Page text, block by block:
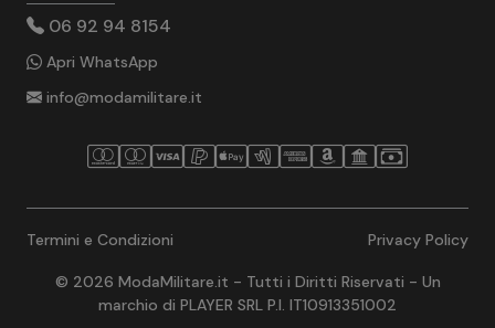
06 92 94 8154
Apri WhatsApp
info@modamilitare.it
Termini e Condizioni Privacy Policy
© 2026 ModaMilitare.it - Tutti i Diritti Riservati - Un
marchio di PLAYER SRL P.I. IT10913351002